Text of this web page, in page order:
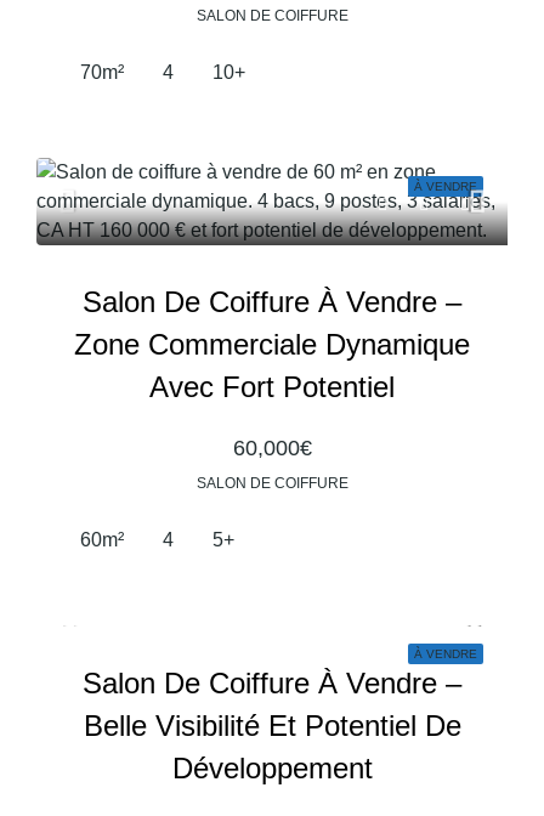
SALON DE COIFFURE
70m² 4 10+
À VENDRE
Salon De Coiffure À Vendre –
Zone Commerciale Dynamique
Avec Fort Potentiel
60,000€
SALON DE COIFFURE
60m² 4 5+
À VENDRE
Salon De Coiffure À Vendre –
Belle Visibilité Et Potentiel De
Développement